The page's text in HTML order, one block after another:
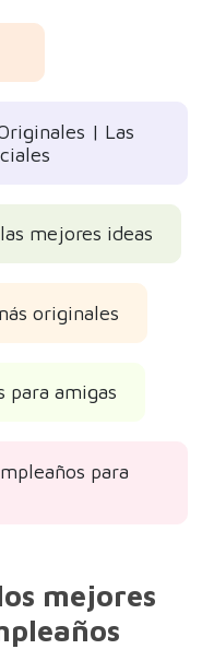
| Las
mejores ideas
originales
para amigas
para
mejores